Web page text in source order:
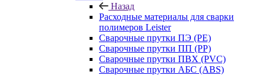
Назад
Расходные материалы для сварки
полимеров Leister
Сварочные прутки ПЭ (PE)
Сварочные прутки ПП (PP)
Сварочные прутки ПВХ (PVC)
Сварочные прутки АБС (ABS)